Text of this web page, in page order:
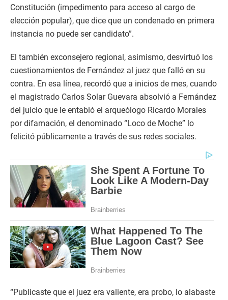
Constitución (impedimento para acceso al cargo de
elección popular), que dice que un condenado en primera
instancia no puede ser candidato”.
El también exconsejero regional, asimismo, desvirtuó los
cuestionamientos de Fernández al juez que falló en su
contra. En esa línea, recordó que a inicios de mes, cuando
el magistrado Carlos Solar Guevara absolvió a Fernández
del juicio que le entabló el arqueólogo Ricardo Morales
por difamación, el denominado “Loco de Moche” lo
felicitó públicamente a través de sus redes sociales.
“Publicaste que el juez era valiente, era probo, lo alabaste